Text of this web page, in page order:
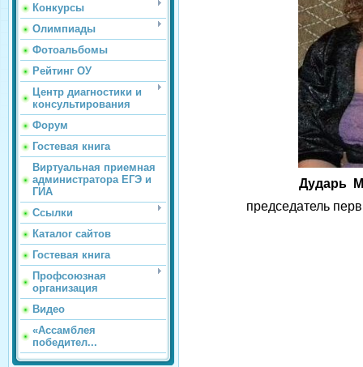
Конкурсы
Олимпиады
Фотоальбомы
Рейтинг ОУ
Центр диагностики и
консультирования
Форум
Гостевая книга
Виртуальная приемная
администратора ЕГЭ и
ГИА
Ссылки
Каталог сайтов
Гостевая книга
Профсоюзная
организация
Видео
«Ассамблея
победител...
Дударь
председатель